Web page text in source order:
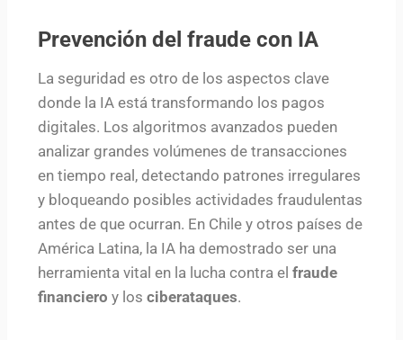
Prevención del fraude con IA
La seguridad es otro de los aspectos clave
donde la IA está transformando los pagos
digitales. Los algoritmos avanzados pueden
analizar grandes volúmenes de transacciones
en tiempo real, detectando patrones irregulares
y bloqueando posibles actividades fraudulentas
antes de que ocurran. En Chile y otros países de
América Latina, la IA ha demostrado ser una
herramienta vital en la lucha contra el fraude
financiero y los ciberataques.